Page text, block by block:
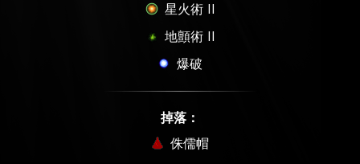
星火術 II
地顫術 II
爆破
掉落：
侏儒帽